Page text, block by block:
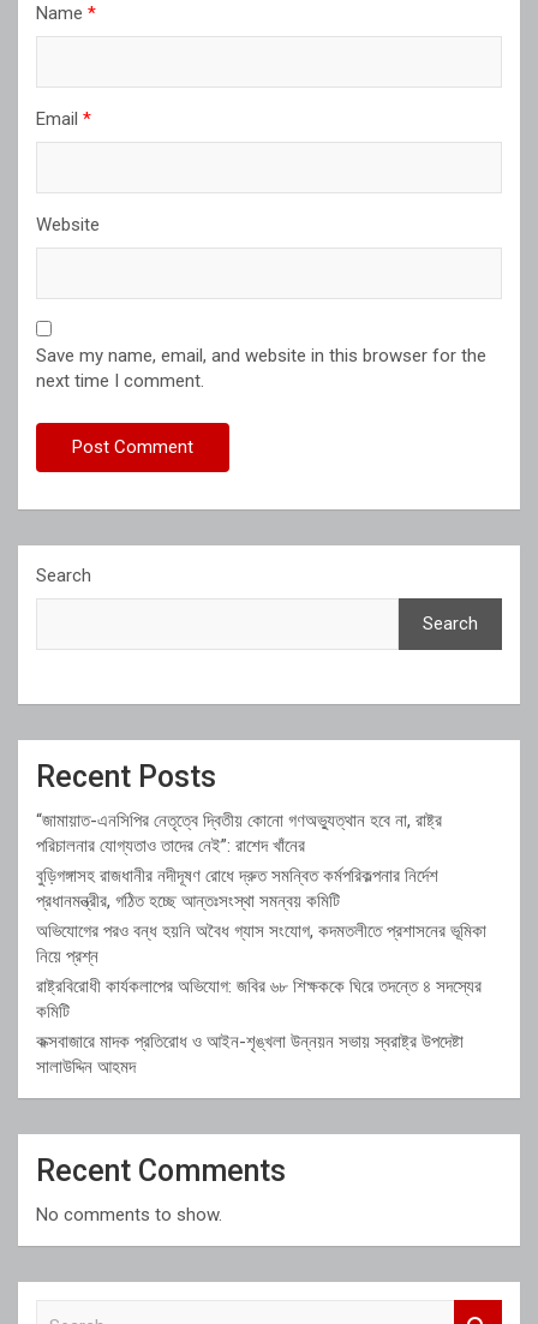
Name *
Email *
Website
Save my name, email, and website in this browser for the
next time I comment.
Search
Search
Recent Posts
“জামায়াত-এনসিপির নেতৃত্বে দ্বিতীয় কোনো গণঅভ্যুত্থান হবে না, রাষ্ট্র
পরিচালনার যোগ্যতাও তাদের নেই”: রাশেদ খাঁনের
বুড়িগঙ্গাসহ রাজধানীর নদীদূষণ রোধে দ্রুত সমন্বিত কর্মপরিকল্পনার নির্দেশ
প্রধানমন্ত্রীর, গঠিত হচ্ছে আন্তঃসংস্থা সমন্বয় কমিটি
অভিযোগের পরও বন্ধ হয়নি অবৈধ গ্যাস সংযোগ, কদমতলীতে প্রশাসনের ভূমিকা
নিয়ে প্রশ্ন
রাষ্ট্রবিরোধী কার্যকলাপের অভিযোগ: জবির ৬৮ শিক্ষককে ঘিরে তদন্তে ৪ সদস্যের
কমিটি
কক্সবাজারে মাদক প্রতিরোধ ও আইন-শৃঙ্খলা উন্নয়ন সভায় স্বরাষ্ট্র উপদেষ্টা
সালাউদ্দিন আহমদ
Recent Comments
No comments to show.